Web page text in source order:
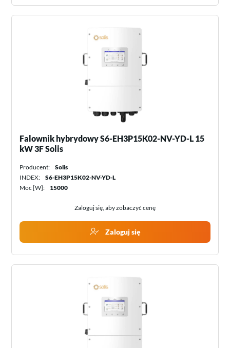
Falownik hybrydowy S6-EH3P15K02-NV-YD-L 15
kW 3F Solis
Producent:
Solis
INDEX:
S6-EH3P15K02-NV-YD-L
Moc [W]:
15000
Zaloguj się, aby zobaczyć cenę
Zaloguj się